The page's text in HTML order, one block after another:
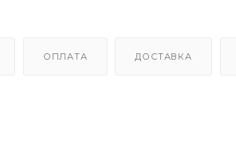
ОПЛАТА ДОСТАВКА